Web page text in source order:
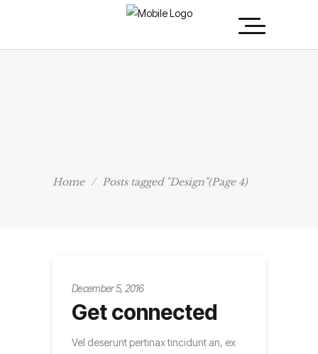
Home / Posts tagged "Design"(Page 4)
December 5, 2016
Get connected
Vel deserunt pertinax tincidunt an, ex